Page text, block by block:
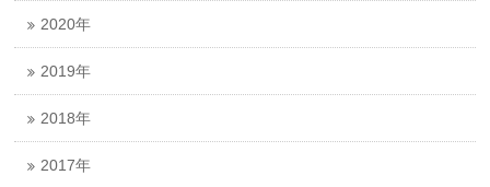
2020年
2019年
2018年
2017年